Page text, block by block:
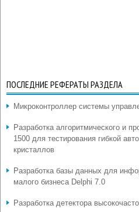
ПОСЛЕДНИЕ РЕФЕРАТЫ РАЗДЕЛА
Микроконтроллер системы
Разработка алгоритмического и
1500 для тестирования гибкой
кристаллов
Разработка базы данных для
малого бизнеса Delphi 7.0
Разработка детектора